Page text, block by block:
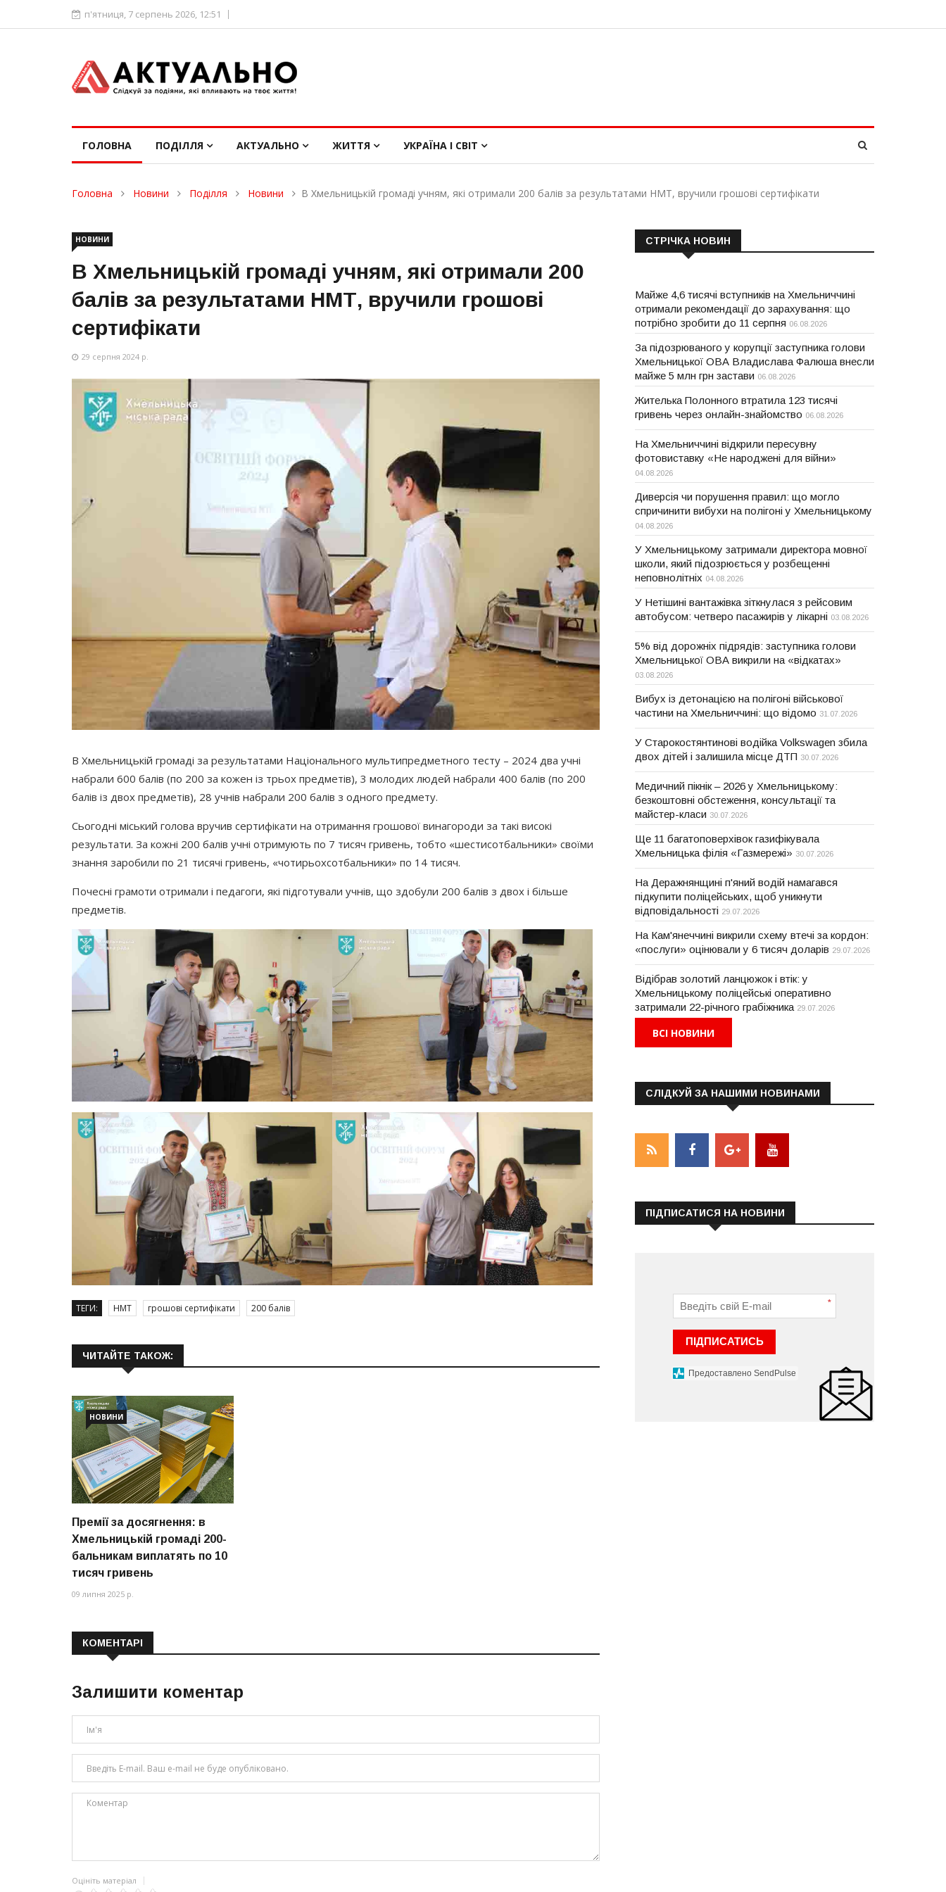
п'ятниця, 7 серпень 2026, 12:51
ГОЛОВНА ПОДІЛЛЯ АКТУАЛЬНО ЖИТТЯ УКРАЇНА І СВІТ
Головна Новини Поділля Новини В Хмельницькій громаді учням, які отримали 200 балів за результатами НМТ, вручили грошові сертифікати
НОВИНИ
В Хмельницькій громаді учням, які отримали 200
балів за результатами НМТ, вручили грошові
сертифікати
29 серпня 2024 р.
В Хмельницькій громаді за результатами Національного мультипредметного тесту – 2024 два учні
набрали 600 балів (по 200 за кожен із трьох предметів), 3 молодих людей набрали 400 балів (по 200
балів із двох предметів), 28 учнів набрали 200 балів з одного предмету.
Сьогодні міський голова вручив сертифікати на отримання грошової винагороди за такі високі
результати. За кожні 200 балів учні отримують по 7 тисяч гривень, тобто «шестисотбальники» своїми
знання заробили по 21 тисячі гривень, «чотирьохсотбальники» по 14 тисяч.
Почесні грамоти отримали і педагоги, які підготували учнів, що здобули 200 балів з двох і більше
предметів.
ТЕГИ: НМТ грошові сертифікати 200 балів
ЧИТАЙТЕ ТАКОЖ:
НОВИНИ
Премії за досягнення: в
Хмельницькій громаді 200-
бальникам виплатять по 10
тисяч гривень
09 липня 2025 р.
КОМЕНТАРІ
Залишити коментар
Оцініть матеріал
СТРІЧКА НОВИН
Майже 4,6 тисячі вступників на Хмельниччині
отримали рекомендації до зарахування: що
потрібно зробити до 11 серпня 06.08.2026
За підозрюваного у корупції заступника голови
Хмельницької ОВА Владислава Фалюша внесли
майже 5 млн грн застави 06.08.2026
Жителька Полонного втратила 123 тисячі
гривень через онлайн-знайомство 06.08.2026
На Хмельниччині відкрили пересувну
фотовиставку «Не народжені для війни»
04.08.2026
Диверсія чи порушення правил: що могло
спричинити вибухи на полігоні у Хмельницькому
04.08.2026
У Хмельницькому затримали директора мовної
школи, який підозрюється у розбещенні
неповнолітніх 04.08.2026
У Нетішині вантажівка зіткнулася з рейсовим
автобусом: четверо пасажирів у лікарні 03.08.2026
5% від дорожніх підрядів: заступника голови
Хмельницької ОВА викрили на «відкатах»
03.08.2026
Вибух із детонацією на полігоні військової
частини на Хмельниччині: що відомо 31.07.2026
У Старокостянтинові водійка Volkswagen збила
двох дітей і залишила місце ДТП 30.07.2026
Медичний пікнік – 2026 у Хмельницькому:
безкоштовні обстеження, консультації та
майстер-класи 30.07.2026
Ще 11 багатоповерхівок газифікувала
Хмельницька філія «Газмережі» 30.07.2026
На Деражнянщині п'яний водій намагався
підкупити поліцейських, щоб уникнути
відповідальності 29.07.2026
На Кам'янеччині викрили схему втечі за кордон:
«послуги» оцінювали у 6 тисяч доларів 29.07.2026
Відібрав золотий ланцюжок і втік: у
Хмельницькому поліцейські оперативно
затримали 22-річного грабіжника 29.07.2026
ВСІ НОВИНИ
СЛІДКУЙ ЗА НАШИМИ НОВИНАМИ
ПІДПИСАТИСЯ НА НОВИНИ
*
ПІДПИСАТИСЬ
Предоставлено SendPulse